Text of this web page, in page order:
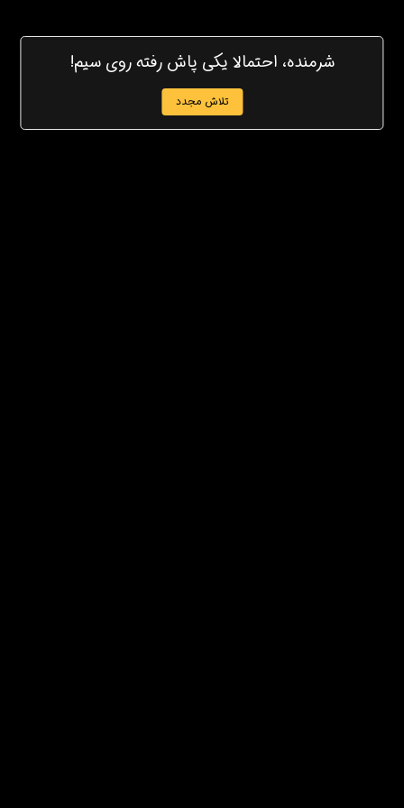
شرمنده، احتمالا یکی پاش رفته روی سیم!
تلاش مجدد